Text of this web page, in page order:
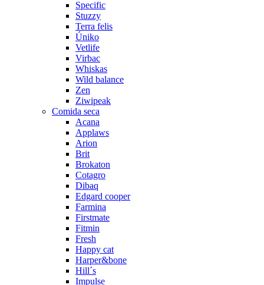
Specific
Stuzzy
Terra felis
Úniko
Vetlife
Virbac
Whiskas
Wild balance
Zen
Ziwipeak
Comida seca
Acana
Applaws
Arion
Brit
Brokaton
Cotagro
Dibaq
Edgard cooper
Farmina
Firstmate
Fitmin
Fresh
Happy cat
Harper&bone
Hill´s
Impulse